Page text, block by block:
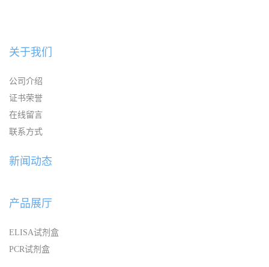
关于我们
公司介绍
证书荣誉
在线留言
联系方式
新闻动态
产品展厅
ELISA试剂盒
PCR试剂盒